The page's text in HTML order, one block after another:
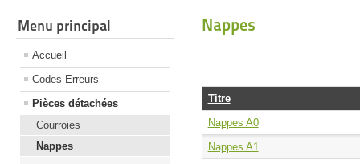
Menu principal
Accueil
Codes Erreurs
Pièces détachées
Courroies
Nappes
Nappes
Titre
Nappes A0
Nappes A1